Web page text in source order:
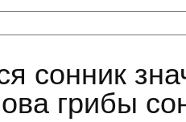
грибы